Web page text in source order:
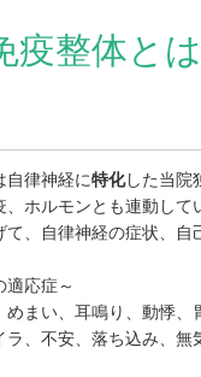
疫整体と
自律神経に特化した当院
、ホルモンとも連動して
て、自律神経の症状、
適応症～
めまい、耳鳴り、動悸
ラ、不安、落ち込み、